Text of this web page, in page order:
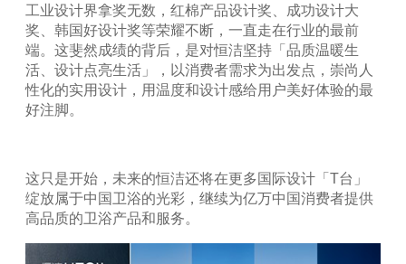
工业设计界拿奖无数，红棉产品设计奖、成功设计大
奖、韩国好设计奖等荣耀不断，一直走在行业的最前
端。这斐然成绩的背后，是对恒洁坚持「品质温暖生
活、设计点亮生活」，以消费者需求为出发点，崇尚人
性化的实用设计，用温度和设计感给用户美好体验的最
好注脚。
这只是开始，未来的恒洁还将在更多国际设计「 T台」
绽放属于中国卫浴的光彩，继续为亿万中国消费者提供
高品质的卫浴产品和服务。